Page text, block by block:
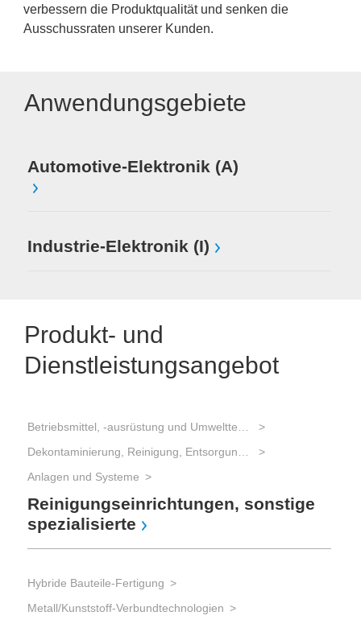
verbessern die Produktqualität und senken die
Ausschussraten unserer Kunden.
Anwendungsgebiete
Automotive-Elektronik (A)
Industrie-Elektronik (I)
Produkt- und
Dienstleistungsangebot
Anlagen und Systeme
Reinigungseinrichtungen, sonstige
spezialisierte
Hybride Bauteile-Fertigung
Metall/Kunststoff-Verbundtechnologien